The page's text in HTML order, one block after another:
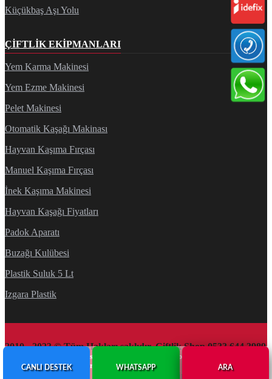
Küçükbaş Aşı Yolu
ÇIFTLIK EKIPMANLARI
Yem Karma Makinesi
Yem Ezme Makinesi
Pelet Makinesi
Otomatik Kaşağı Makinası
Hayvan Kaşıma Fırçası
Manuel Kaşıma Fırçası
İnek Kaşıma Makinesi
Hayvan Kaşağı Fiyatları
Padok Aparatı
Buzağı Kulübesi
Plastik Suluk 5 Lt
Izgara Plastik
2010 - 2023 © Tüm Hakları saklıdır. Çiftlik Shop 0533 644 3989
Sitemizde bulunan tüm görsel ve metinler firmamıza ait olup, yazılı izin alınmadan
kullanımı kesinlikle yasaktır.
Çiftlik Ekipmanları
CANLI DESTEK WHATSAPP ARA